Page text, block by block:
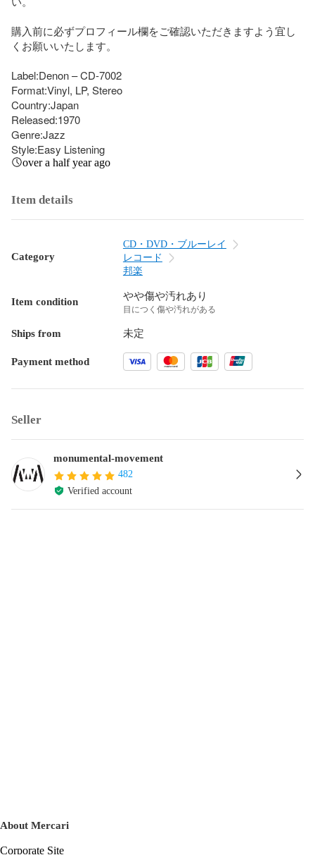
購入前に必ずプロフィール欄をご確認いただきますよう宜し
くお願いいたします。
Label:Denon – CD-7002
Format:Vinyl, LP, Stereo
Country:Japan
Released:1970
Genre:Jazz
Style:Easy Listening
over a half year ago
Item details
Category
CD・DVD・ブルーレイ
レコード
邦楽
Item condition やや傷や汚れあり
目につく傷や汚れがある
Ships from 未定
Payment method
Seller
monumental-movement
482
Verified account
About Mercari
Corporate Site